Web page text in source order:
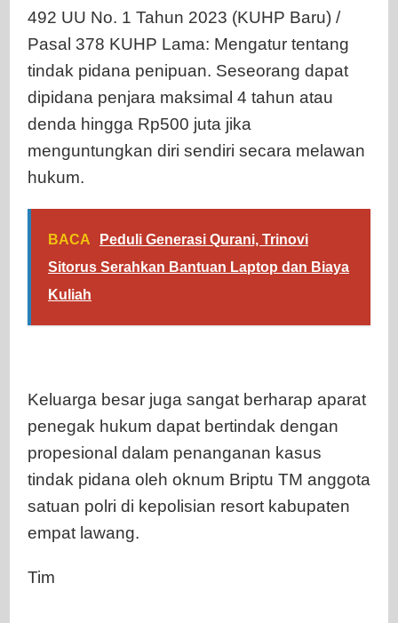
492 UU No. 1 Tahun 2023 (KUHP Baru) /
Pasal 378 KUHP Lama: Mengatur tentang
tindak pidana penipuan. Seseorang dapat
dipidana penjara maksimal 4 tahun atau
denda hingga Rp500 juta jika
menguntungkan diri sendiri secara melawan
hukum.
BACA
Peduli Generasi Qurani, Trinovi
Sitorus Serahkan Bantuan Laptop dan Biaya
Kuliah
Keluarga besar juga sangat berharap aparat
penegak hukum dapat bertindak dengan
propesional dalam penanganan kasus
tindak pidana oleh oknum Briptu TM anggota
satuan polri di kepolisian resort kabupaten
empat lawang.
Tim